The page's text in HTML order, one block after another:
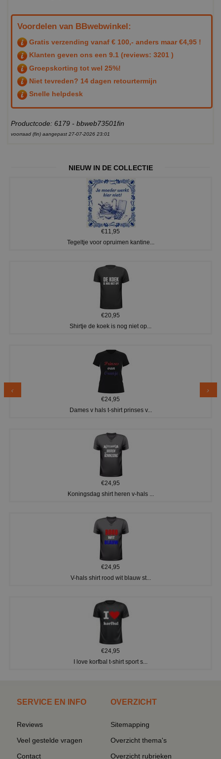
Voordelen van BBwebwinkel:
Gratis verzending vanaf € 100,- anders maar €4,95 !
Klanten geven ons een 9.1 (reviews: 3201 )
Groepskorting tot wel 25%!
Niet tevreden? 14 dagen retourtermijn
Snelle helpdesk
Productcode: 6179 - bbweb73501fin
voorraad (fin) aangepast 27-07-2026 23:01
NIEUW IN DE COLLECTIE
€11,95
Tegeltje voor opruimen kantine...
€20,95
Shirtje de koek is nog niet op...
€24,95
Dames v hals t-shirt prinses v...
€24,95
Koningsdag shirt heren v-hals ...
€24,95
V-hals shirt rood wit blauw st...
€24,95
I love korfbal t-shirt sport s...
SERVICE EN INFO
Reviews
Veel gestelde vragen
Contact
OVERZICHT
Sitemapping
Overzicht thema's
Overzicht rubrieken